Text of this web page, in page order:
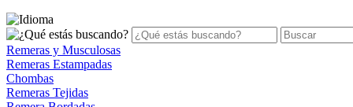
Remeras y Musculosas
Remeras Estampadas
Chombas
Remeras Tejidas